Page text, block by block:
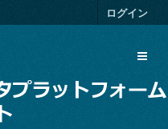
ログイン